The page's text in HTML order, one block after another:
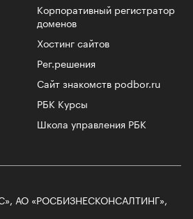
Корпоративный регистратор
доменов
Хостинг сайтов
Рег.решения
Сайт знакомств podbor.ru
РБК Курсы
Школа управления РБК
АО «РОСБИЗНЕСКОНСАЛТИНГ»,